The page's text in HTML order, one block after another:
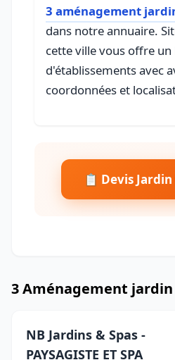
3 aménagement
dans notre annuaire.
cette ville vous offre
d'établissements avec
coordonnées et
📋 Devis
3 Aménagement
NB Jardins & Spas -
PAYSAGISTE ET SPA